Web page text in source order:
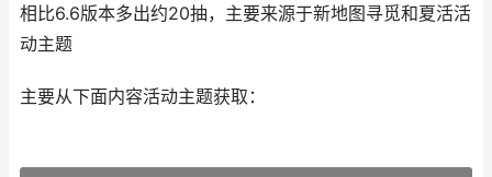
相比6.6版本多出约20抽，主要来源于新地图寻觅和夏活活
动主题
主要从下面内容活动主题获取：